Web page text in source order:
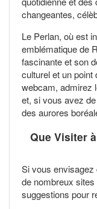
changeantes,
Le Perlan, où est
emblématique de
fascinante et son
culturel et un
webcam, admirez
et, si vous avez
des aurores
Que Visiter
Si vous
de nombreux
suggestions pour